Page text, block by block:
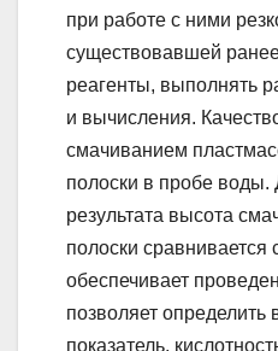
при работе с ними
существовавшей
реагенты, выполнять
и вычисления.
смачиванием
полоски в пробе воды.
результата высота
полоски сравнивается
обеспечивает
позволяет определить
показатель,